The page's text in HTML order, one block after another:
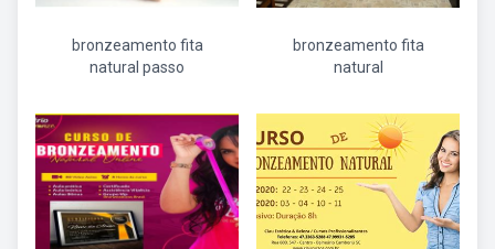
bronzeamento fita
natural passo
bronzeamento fita
natural